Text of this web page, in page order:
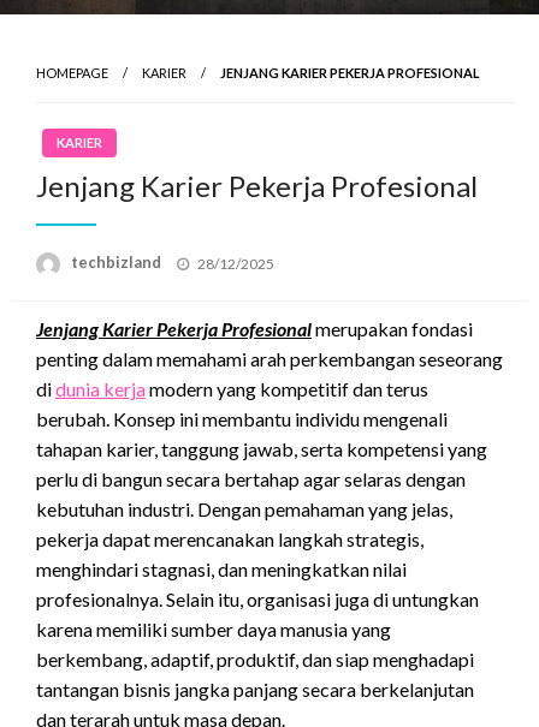
HOMEPAGE KARIER JENJANG KARIER PEKERJA PROFESIONAL
KARIER
Jenjang Karier Pekerja Profesional
techbizland
Posted
28/12/2025
Jenjang Karier Pekerja Profesionalmerupakan fondasi
penting dalam memahami arah perkembangan seseorang
didunia kerjamodern yang kompetitif dan terus
berubah. Konsep ini membantu individu mengenali
tahapan karier, tanggung jawab, serta kompetensi yang
perlu di bangun secara bertahap agar selaras dengan
kebutuhan industri. Dengan pemahaman yang jelas,
pekerja dapat merencanakan langkah strategis,
menghindari stagnasi, dan meningkatkan nilai
profesionalnya. Selain itu, organisasi juga di untungkan
karena memiliki sumber daya manusia yang
berkembang, adaptif, produktif, dan siap menghadapi
tantangan bisnis jangka panjang secara berkelanjutan
dan terarah untuk masa depan.